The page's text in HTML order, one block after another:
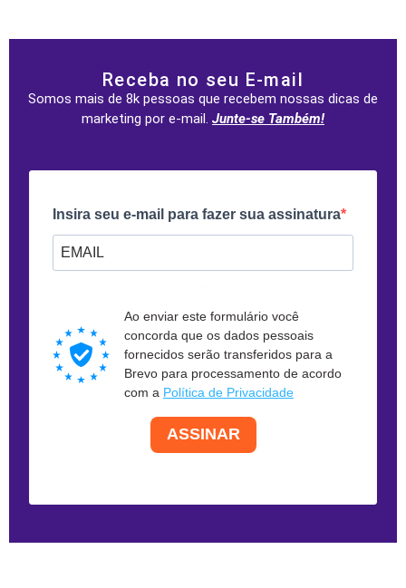
Receba no seu E-mail
Somos mais de 8k pessoas que recebem nossas dicas de
marketing por e-mail. Junte-se Também!
Insira seu e-mail para fazer sua assinatura
Ao enviar este formulário você
concorda que os dados pessoais
fornecidos serão transferidos para a
Brevo para processamento de acordo
com a Política de Privacidade
ASSINAR